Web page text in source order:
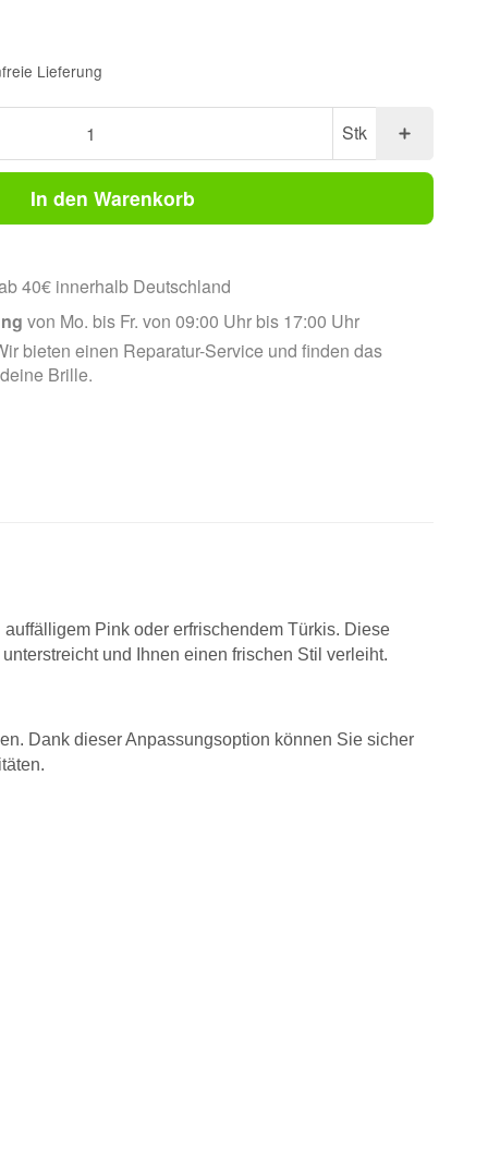
Lieferung
Stk
In den Warenkorb
40€ innerhalb Deutschland
von Mo. bis Fr. von 09:00 Uhr bis 17:00 Uhr
bieten einen Reparatur-Service und finden das
Brille.
Pink oder erfrischendem Türkis. Diese
und Ihnen einen frischen Stil verleiht.
Dank dieser Anpassungsoption können Sie sicher